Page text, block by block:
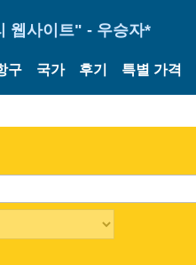
웹사이트" - 우승자*
구 국가 후기 특별 가격